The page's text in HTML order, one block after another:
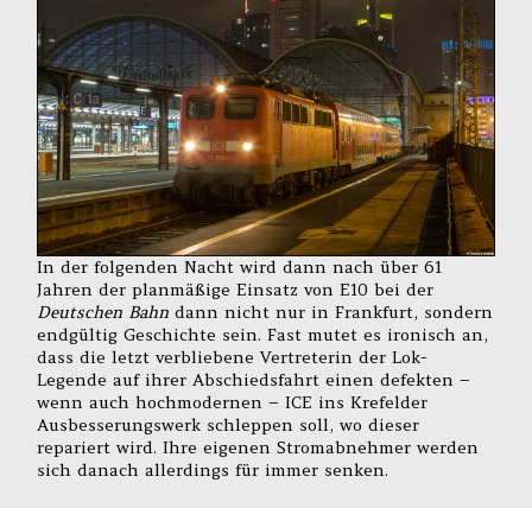
In der folgenden Nacht wird dann nach über 61
Jahren der planmäßige Einsatz von E10 bei der
Deutschen Bahn dann nicht nur in Frankfurt, sondern
endgültig Geschichte sein. Fast mutet es ironisch an,
dass die letzt verbliebene Vertreterin der Lok-
Legende auf ihrer Abschiedsfahrt einen defekten –
wenn auch hochmodernen – ICE ins Krefelder
Ausbesserungswerk schleppen soll, wo dieser
repariert wird. Ihre eigenen Stromabnehmer werden
sich danach allerdings für immer senken.